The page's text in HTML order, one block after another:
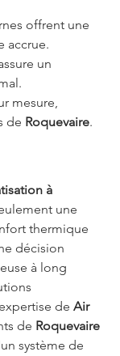
offrent une
accrue.
un
mesure,
de Roquevaire.
à
une
thermique
décision
à long
de Air
de Roquevaire
système de